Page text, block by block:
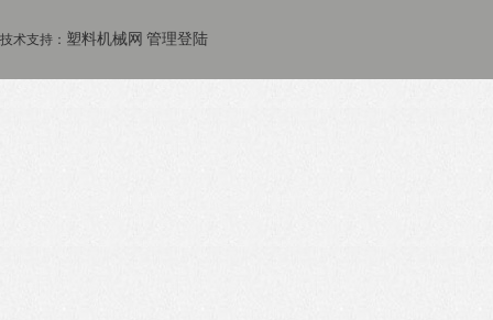
技术支持： 塑料机械网 管理登陆